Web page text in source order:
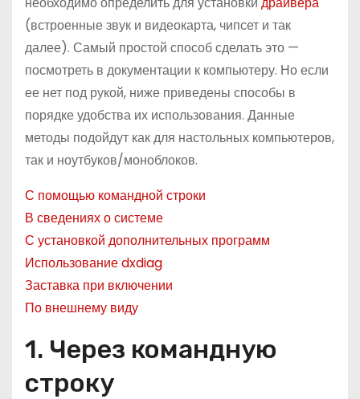
(встроенные звук и видеокарта, чипсет и так
далее). Самый простой способ сделать это —
посмотреть в документации к компьютеру. Но если
ее нет под рукой, ниже приведены способы в
порядке удобства их использования. Данные
методы подойдут как для настольных компьютеров,
так и ноутбуков/моноблоков.
С помощью командной строки
В сведениях о системе
С установкой дополнительных программ
Использование dxdiag
Заставка при включении
По внешнему виду
1. Через командную
строку